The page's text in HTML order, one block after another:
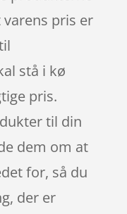
pris er
stå i kø
pris.
til din
dem om at
for, så du
der er